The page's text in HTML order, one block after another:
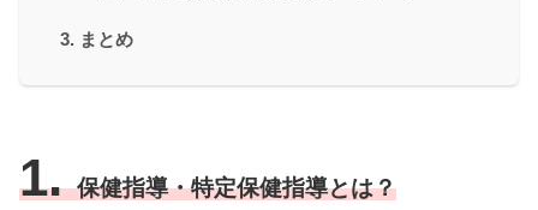
3. まとめ
1.保健指導・特定保健指導とは？